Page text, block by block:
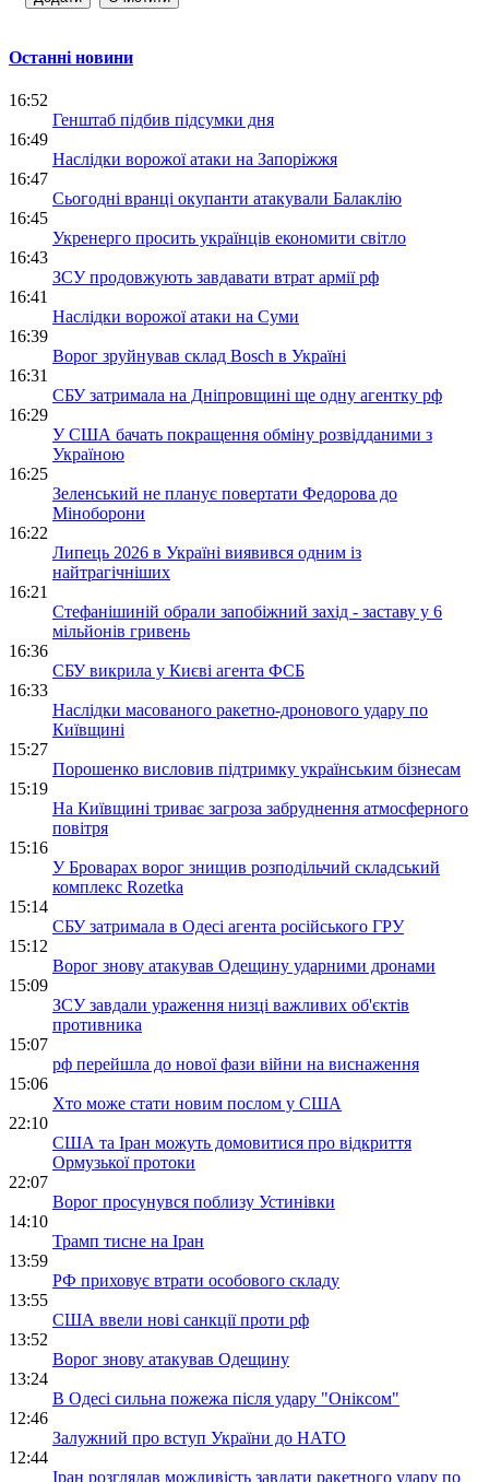
Останні новини
16:52
Генштаб підбив підсумки дня
16:49
Наслідки ворожої атаки на Запоріжжя
16:47
Сьогодні вранці окупанти атакували Балаклію
16:45
Укренерго просить українців економити світло
16:43
ЗСУ продовжують завдавати втрат армії рф
16:41
Наслідки ворожої атаки на Суми
16:39
Ворог зруйнував склад Bosch в Україні
16:31
СБУ затримала на Дніпровщині ще одну агентку рф
16:29
У США бачать покращення обміну розвідданими з
Україною
16:25
Зеленський не планує повертати Федорова до
Міноборони
16:22
Липець 2026 в Україні виявився одним із
найтрагічніших
16:21
Стефанішиній обрали запобіжний захід - заставу у 6
мільйонів гривень
16:36
СБУ викрила у Києві агента ФСБ
16:33
Наслідки масованого ракетно-дронового удару по
Київщині
15:27
Порошенко висловив підтримку українським бізнесам
15:19
На Київщині триває загроза забруднення атмосферного
повітря
15:16
У Броварах ворог знищив розподільчий складський
комплекс Rozetka
15:14
СБУ затримала в Одесі агента російського ГРУ
15:12
Ворог знову атакував Одещину ударними дронами
15:09
ЗСУ завдали ураження низці важливих об'єктів
противника
15:07
рф перейшла до нової фази війни на виснаження
15:06
Хто може стати новим послом у США
22:10
США та Іран можуть домовитися про відкриття
Ормузької протоки
22:07
Ворог просунувся поблизу Устинівки
14:10
Трамп тисне на Іран
13:59
РФ приховує втрати особового складу
13:55
США ввели нові санкції проти рф
13:52
Ворог знову атакував Одещину
13:24
В Одесі сильна пожежа після удару "Оніксом"
12:46
Залужний про вступ України до НАТО
12:44
Іран розглядав можливість завдати ракетного удару по